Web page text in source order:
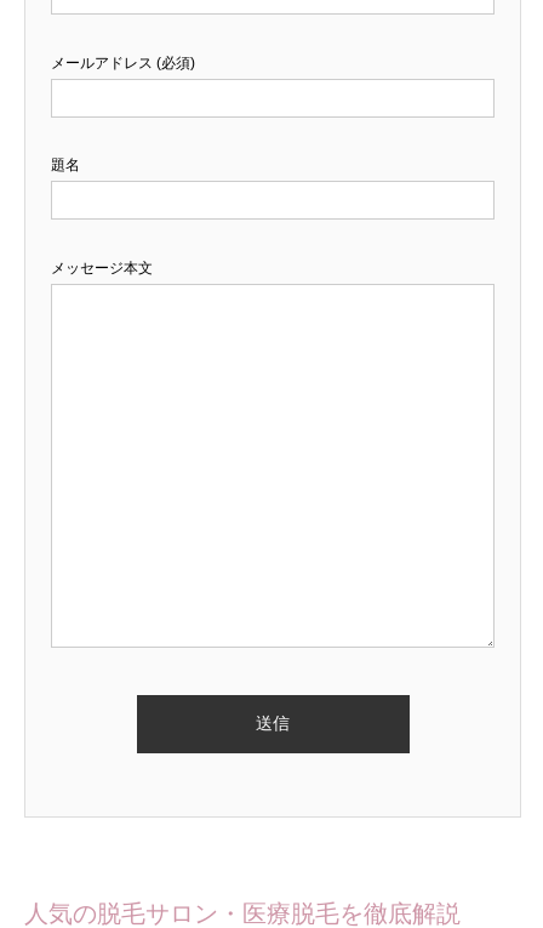
メールアドレス (必須)
題名
メッセージ本文
人気の脱毛サロン・医療脱毛を徹底解説